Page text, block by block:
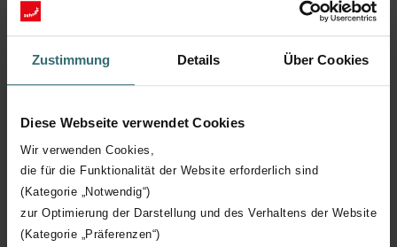
Zustimmung Details Über Cookies
Diese Webseite verwendet Cookies
Wir verwenden Cookies,
die für die Funktionalität der Website erforderlich sind
(Kategorie „Notwendig“)
zur Optimierung der Darstellung und des Verhaltens der Website
(Kategorie „Präferenzen“)
Dane techniczne
Zasilanie 100% elektrycznie
Sprawdź szczegóły